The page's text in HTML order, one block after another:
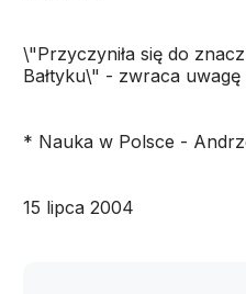
\"Przyczyniła się do
Bałtyku\" - zwraca
* Nauka w Polsce -
15 lipca 2004